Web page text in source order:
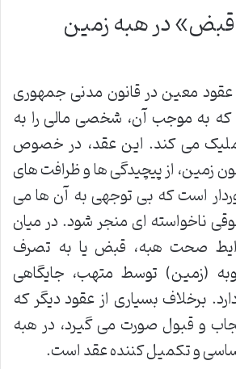
در هبه زمین
عقود معین در قانون مدنی جمهوری
که به موجب آن، شخصی مالی را به
می کند. این عقد، در خصوص
زمین، از پیچیدگی ها و ظرافت های
است که بی توجهی به آن ها می
ناخواسته ای منجر شود. در میان
صحت هبه، قبض یا به تصرف
(زمین) توسط متهب، جایگاهی
برخلاف بسیاری از عقود دیگر که
و قبول صورت می گیرد، در هبه
و تکمیل کننده عقد است.